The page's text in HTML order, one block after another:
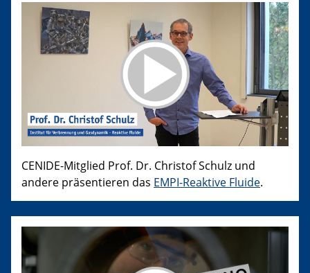
CENIDE-Mitglied Prof. Dr. Christof Schulz und
andere präsentieren das EMPI-Reaktive Fluide.